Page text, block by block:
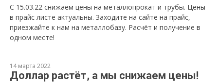
С 15.03.22 снижаем цены на металлопрокат и трубы. Цены
в прайс листе актуальны. Заходите на сайте на прайс,
приезжайте к нам на металлобазу. Расчёт и получение в
одном месте!
14 марта 2022
Доллар растёт, а мы снижаем цены!